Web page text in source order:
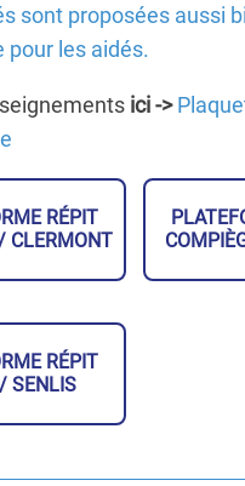
sont proposées aussi
pour les aidés.
ici ->
RÉPIT
CLERMONT
RÉPIT
SENLIS